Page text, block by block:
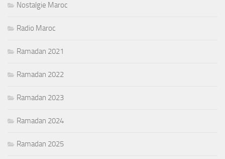
Nostalgie Maroc
Radio Maroc
Ramadan 2021
Ramadan 2022
Ramadan 2023
Ramadan 2024
Ramadan 2025